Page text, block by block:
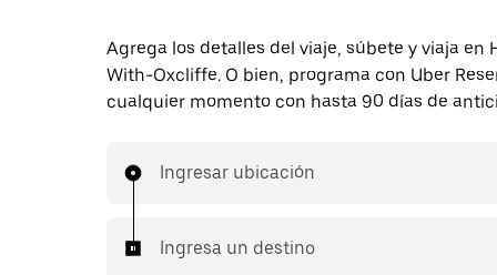
Agrega los detalles del viaje, súbete y viaja en
With-Oxcliffe. O bien, programa con Uber
cualquier momento con hasta 90 días de
Ingresar ubicación
Ingresa un destino